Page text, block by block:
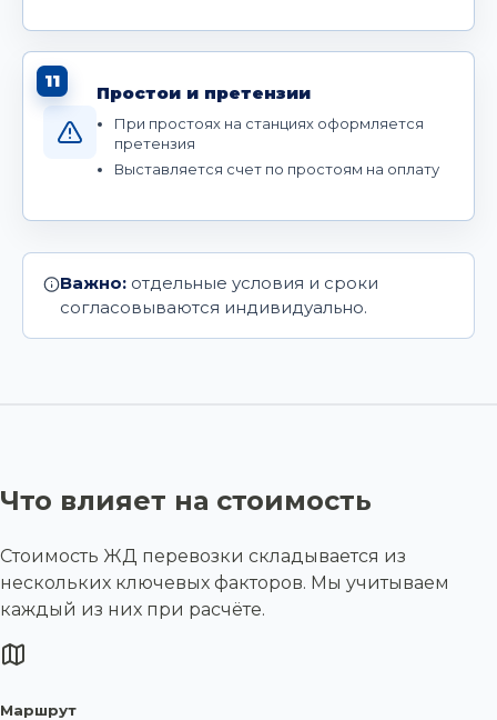
11
Простои и претензии
При простоях на станциях оформляется
претензия
Выставляется счет по простоям на оплату
Важно: отдельные условия и сроки
согласовываются индивидуально.
Что влияет на стоимость
Стоимость ЖД перевозки складывается из
нескольких ключевых факторов. Мы учитываем
каждый из них при расчёте.
Маршрут